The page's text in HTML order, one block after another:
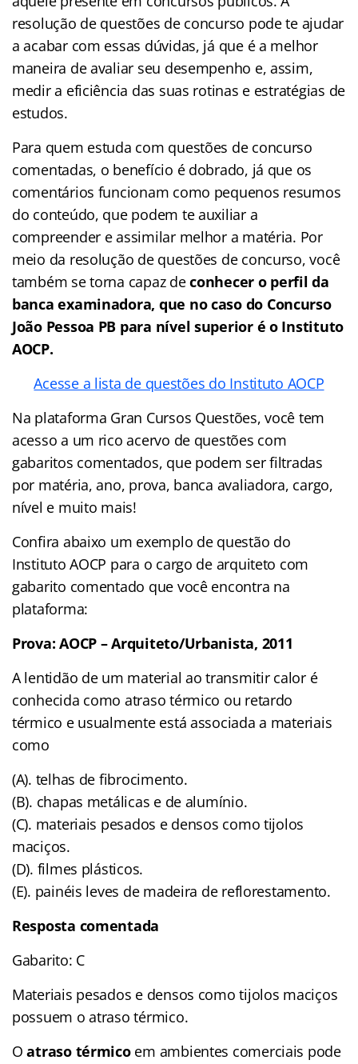
resolução de questões de concurso pode te ajudar
a acabar com essas dúvidas, já que é a melhor
maneira de avaliar seu desempenho e, assim,
medir a eficiência das suas rotinas e estratégias de
estudos.
Para quem estuda com questões de concurso
comentadas, o benefício é dobrado, já que os
comentários funcionam como pequenos resumos
do conteúdo, que podem te auxiliar a
compreender e assimilar melhor a matéria. Por
meio da resolução de questões de concurso, você
também se torna capaz deconhecer o perfil da
banca examinadora, que no caso do Concurso
João Pessoa PB para nível superior é o Instituto
AOCP.
Acesse a lista de questões do Instituto AOCP
Na plataforma Gran Cursos Questões, você tem
acesso a um rico acervo de questões com
gabaritos comentados, que podem ser filtradas
por matéria, ano, prova, banca avaliadora, cargo,
nível e muito mais!
Confira abaixo um exemplo de questão do
Instituto AOCP para o cargo de arquiteto com
gabarito comentado que você encontra na
plataforma:
Prova: AOCP – Arquiteto/Urbanista, 2011
A lentidão de um material ao transmitir calor é
conhecida como atraso térmico ou retardo
térmico e usualmente está associada a materiais
como
(A). telhas de fibrocimento.
(B). chapas metálicas e de alumínio.
(C). materiais pesados e densos como tijolos
maciços.
(D). filmes plásticos.
(E). painéis leves de madeira de reflorestamento.
Resposta comentada
Gabarito: C
Materiais pesados e densos como tijolos maciços
possuem o atraso térmico.
Oatraso térmicoem ambientes comerciais pode